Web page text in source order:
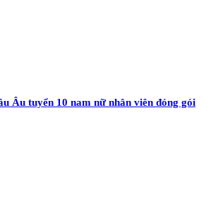
Âu tuyển 10 nam nữ nhân viên đóng gói